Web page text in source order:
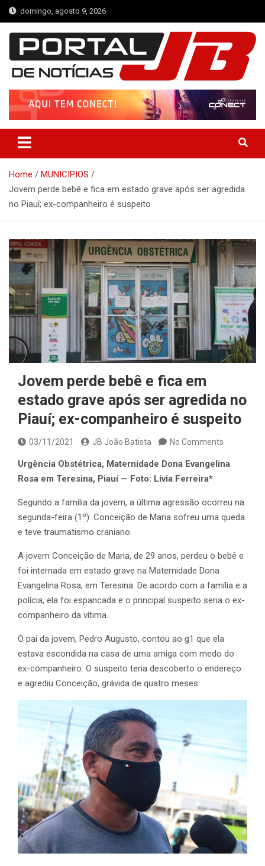
Skip
to
content
domingo, agosto 9, 2026
Portal de Notícias JB
Notícias de Simplício Mendes e Região
Home
MUNICIPIOS
Jovem perde bebê e fica em estado grave após ser agredida
no Piauí; ex-companheiro é suspeito
Jovem perde bebê e fica em
estado grave após ser agredida no
Piauí; ex-companheiro é suspeito
03/11/2021 JB João Batista No Comments
Urgência Obstétrica, Maternidade Dona Evangelina
Rosa em Teresina, Piauí — Foto: Lívia Ferreira*
Segundo a família da jovem, a última agressão ocorreu na
segunda-feira (1º). Conceição de Maria sofreu uma queda
e teve traumatismo craniano.
A jovem Conceição de Maria, de 29 anos, perdeu o bebê e
foi internada em estado grave na Maternidade Dona
Evangelina Rosa, em Teresina. De acordo com a família e a
polícia, ela foi espancada e o principal suspeito seria o ex-
companheiro da vítima.
O pai da jovem, Pedro Augusto, contou ao g1 que ela
estava escondida na casa de uma amiga com medo do
ex-companheiro. O suspeito teria descoberto o endereço
e agrediu Conceição, grávida de quatro meses.